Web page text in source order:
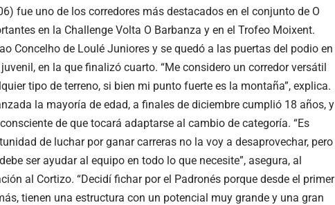
fue uno de los corredores más destacados en el conjunto de O
en la Challenge Volta O Barbanza y en el Trofeo Moixent.
Concelho de Loulé Juniores y se quedó a las puertas del podio en
en la que finalizó cuarto. “Me considero un corredor versátil
tipo de terreno, si bien mi punto fuerte es la montaña”, explica.
la mayoría de edad, a finales de diciembre cumplió 18 años, y
de que tocará adaptarse al cambio de categoría. “Es
de luchar por ganar carreras no la voy a desaprovechar, pero
ser ayudar al equipo en todo lo que necesite”, asegura, al
al Cortizo. “Decidí fichar por el Padronés porque desde el primer
tienen una estructura con un potencial muy grande y una gran